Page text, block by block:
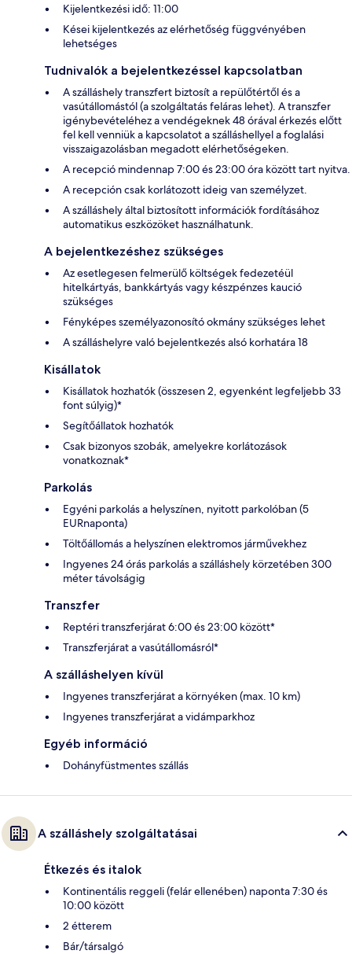
Kijelentkezési idő: 11:00
Kései kijelentkezés az elérhetőség függvényében
lehetséges
Tudnivalók a bejelentkezéssel kapcsolatban
A szálláshely transzfert biztosít a repülőtértől és a
vasútállomástól (a szolgáltatás feláras lehet). A transzfer
igénybevételéhez a vendégeknek 48 órával érkezés előtt
fel kell venniük a kapcsolatot a szálláshellyel a foglalási
visszaigazolásban megadott elérhetőségeken.
A recepció mindennap 7:00 és 23:00 óra között tart nyitva.
A recepción csak korlátozott ideig van személyzet.
A szálláshely által biztosított információk fordításához
automatikus eszközöket használhatunk.
A bejelentkezéshez szükséges
Az esetlegesen felmerülő költségek fedezetéül
hitelkártyás, bankkártyás vagy készpénzes kaució
szükséges
Fényképes személyazonosító okmány szükséges lehet
A szálláshelyre való bejelentkezés alsó korhatára 18
Kisállatok
Kisállatok hozhatók (összesen 2, egyenként legfeljebb 33
font súlyig)*
Segítőállatok hozhatók
Csak bizonyos szobák, amelyekre korlátozások
vonatkoznak*
Parkolás
Egyéni parkolás a helyszínen, nyitott parkolóban (5
EURnaponta)
Töltőállomás a helyszínen elektromos járművekhez
Ingyenes 24 órás parkolás a szálláshely körzetében 300
méter távolságig
Transzfer
Reptéri transzferjárat 6:00 és 23:00 között*
Transzferjárat a vasútállomásról*
A szálláshelyen kívül
Ingyenes transzferjárat a környéken (max. 10 km)
Ingyenes transzferjárat a vidámparkhoz
Egyéb információ
Dohányfüstmentes szállás
A szálláshely szolgáltatásai
Étkezés és italok
Kontinentális reggeli (felár ellenében) naponta 7:30 és
10:00 között
2 étterem
Bár/társalgó